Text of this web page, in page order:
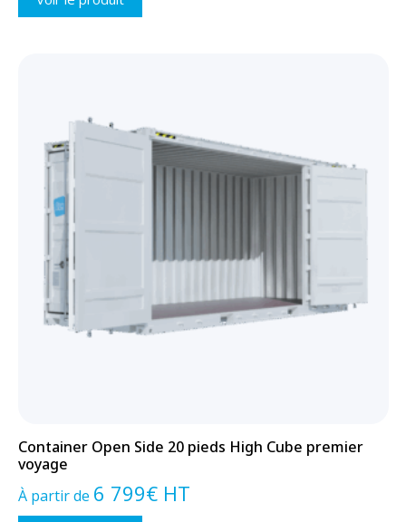
Container Open Side 20 pieds High Cube premier
voyage
À partir de 6 799€HT